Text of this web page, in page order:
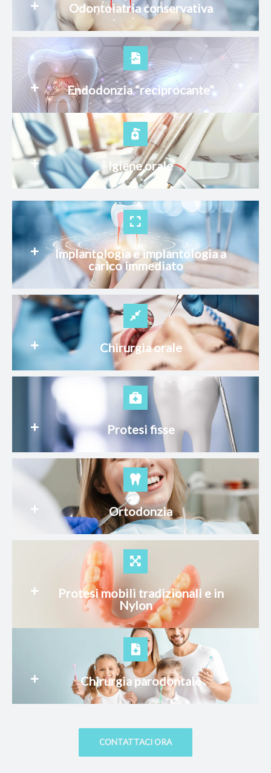
Odontoiatria conservativa
Endodonzia “reciprocante”
Igiene orale
Implantologia e implantologia a
carico immediato
Chirurgia orale
Protesi fisse
Ortodonzia
Protesi mobili tradizionali e in
Nylon
Chirurgia parodontale
CONTATTACI ORA